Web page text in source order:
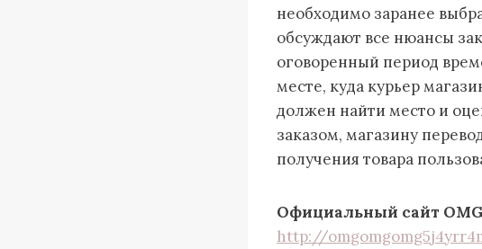
необходимо заранее
обсуждают все нюансы
оговоренный период
месте, куда курьер
должен найти место и
заказом, магазину
получения товара
Официальный сайт
http://